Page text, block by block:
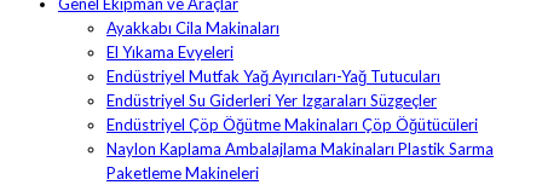
Ayakkabı Cila Makinaları
El Yıkama Evyeleri
Endüstriyel Mutfak Yağ Ayırıcıları-Yağ Tutucuları
Endüstriyel Su Giderleri Yer Izgaraları Süzgeçler
Endüstriyel Çöp Öğütme Makinaları Çöp Öğütücüleri
Naylon Kaplama Ambalajlama Makinaları Plastik Sarma
Paketleme Makineleri